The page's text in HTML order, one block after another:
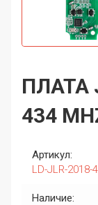
ПЛАТА
434
Артикул:
LD-JLR-2018-
Наличие: